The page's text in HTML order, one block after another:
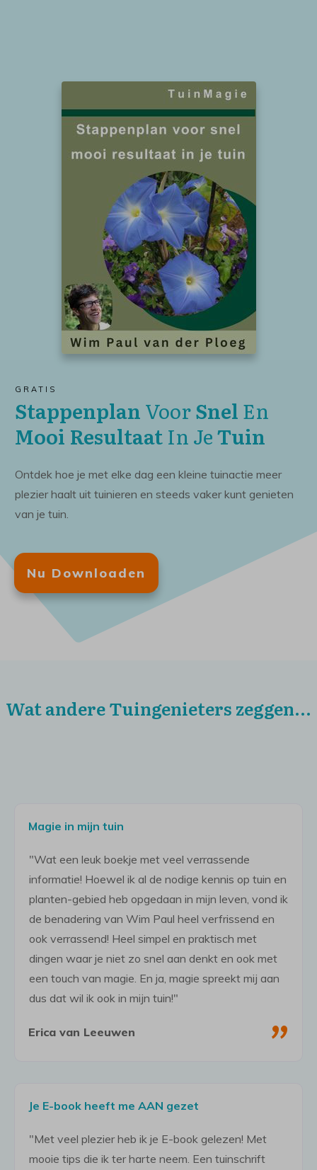
GRATIS
StappenplanVoorSnelEn
Mooi ResultaatIn JeTuin
Ontdek hoe je met elke dag een kleine tuinactie meer
plezier haalt uit tuinieren en steeds vaker kunt genieten
van je tuin.
Nu Downloaden
Wat andere Tuingenieters zeggen...
Magie in mijn tuin
"Wat een leuk boekje met veel verrassende
informatie! Hoewel ik al de nodige kennis op tuin en
planten-gebied heb opgedaan in mijn leven, vond ik
de benadering van Wim Paul heel verfrissend en
ook verrassend! Heel simpel en praktisch met
dingen waar je niet zo snel aan denkt en ook met
een touch van magie. En ja, magie spreekt mij aan
dus dat wil ik ook in mijn tuin!"
Erica van Leeuwen "
Je E-book heeft me AAN gezet
"Met veel plezier heb ik je E-book gelezen! Met
mooie tips die ik ter harte neem. Een tuinschrift